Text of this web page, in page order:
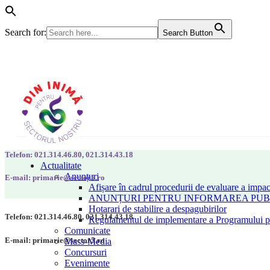
Search for: Search Button
Actualitate
Anunțuri
Afișare în cadrul procedurii de evaluare a
ANUNȚURI PENTRU INFORMAREA
Hotarari de stabilire a despagubirilor
Regulamentul de implementare a Programului
Comunicate
Mass-Media
Concursuri
Evenimente
Telefon: 021.314.46.80, 021.314.43.18
E-mail: primarie@sector5.ro
Telefon: 021.314.46.80, 021.314.43.18
E-mail: primarie@sector5.ro